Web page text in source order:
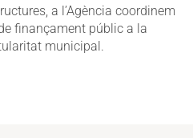
a l’Agència coordinem
finançament públic a la
municipal.